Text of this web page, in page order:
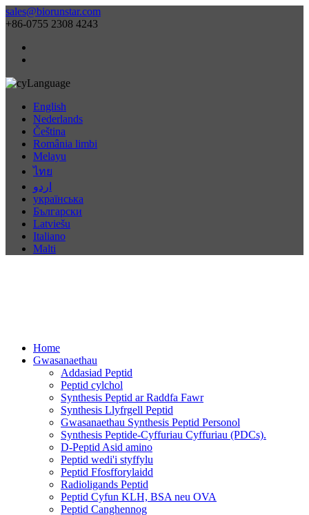
sales@biorunstar.com
+86-0755 2308 4243
Language
English
Nederlands
Čeština
România limbi
Melayu
ไทย
اردو
українська
Български
Latviešu
Italiano
Malti
Home
Gwasanaethau
Addasiad Peptid
Peptid cylchol
Synthesis Peptid ar Raddfa Fawr
Synthesis Llyfrgell Peptid
Gwasanaethau Synthesis Peptid Personol
Synthesis Peptide-Cyffuriau Cyffuriau (PDCs).
D-Peptid Asid amino
Peptid wedi'i styffylu
Peptid Ffosfforylaidd
Radioligands Peptid
Peptid Cyfun KLH, BSA neu OVA
Peptid Canghennog